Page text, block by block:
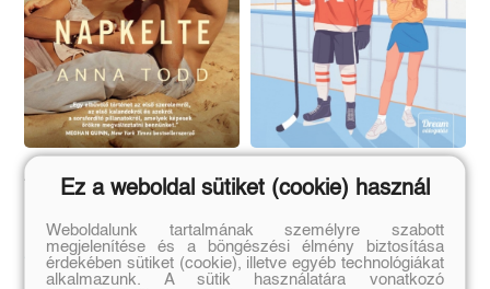
Az utolsó napkelte
Anna Todd
Eredeti ár:
Kötött ár:
Rival Darling
Alexandra Moody
Eredeti ár:
Kötött ár:
Ez a weboldal sütiket (cookie) használ
Weboldalunk tartalmának személyre szabott
megjelenítése és a böngészési élmény biztosítása
érdekében sütiket (cookie), illetve egyéb technológiákat
alkalmazunk. A sütik használatára vonatkozó